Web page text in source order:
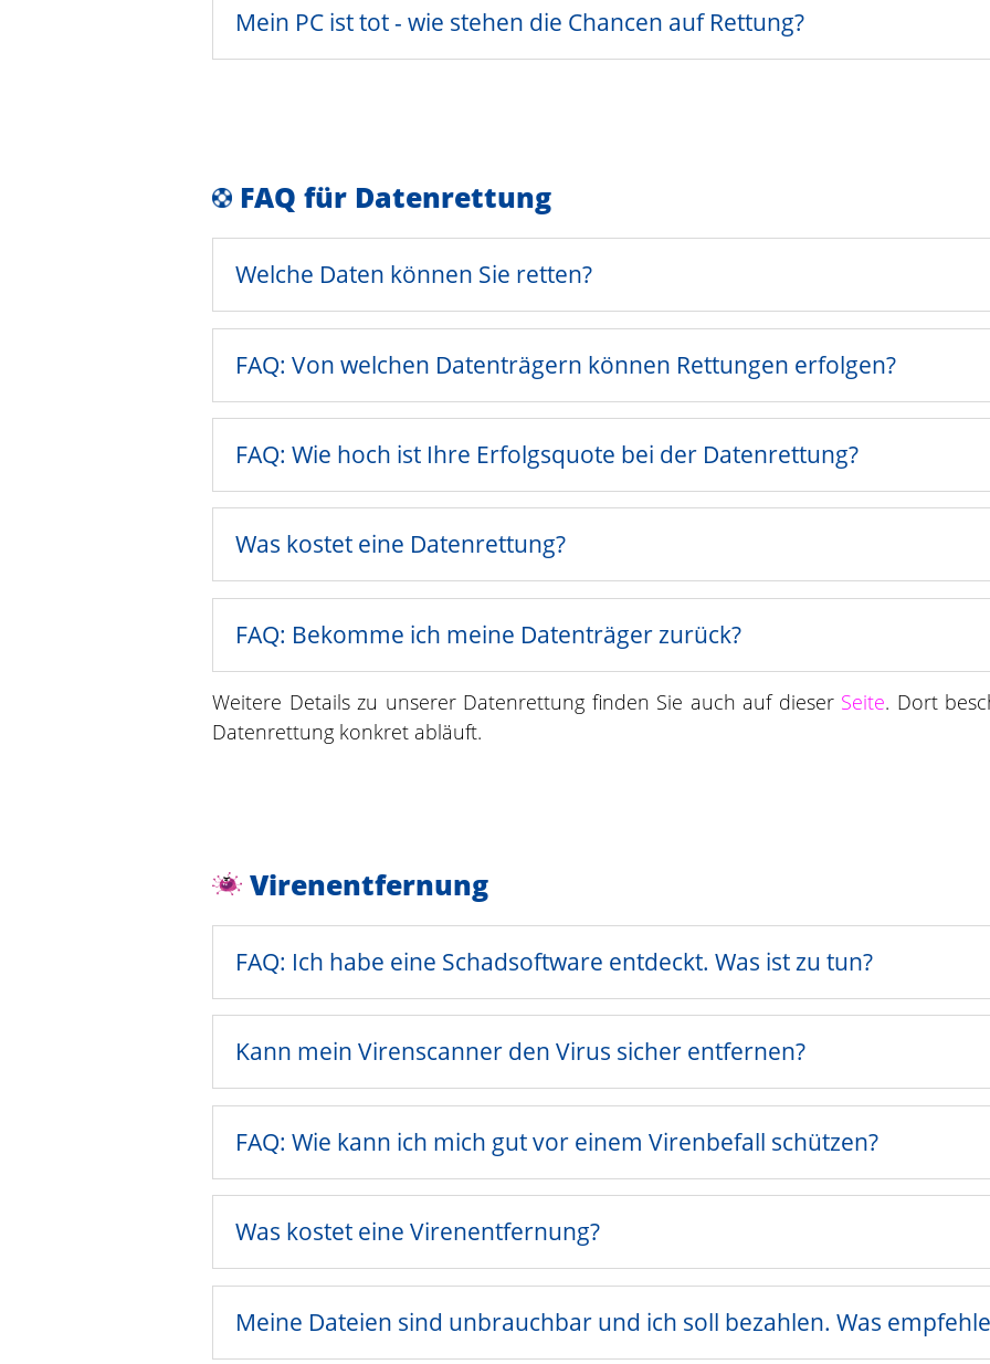
Mein PC ist tot - wie stehen die Chancen auf Rettung?
FAQ für Datenrettung
Welche Daten können Sie retten?
FAQ: Von welchen Datenträgern können Rettungen erfolgen?
FAQ: Wie hoch ist Ihre Erfolgsquote bei der Datenrettung?
Was kostet eine Datenrettung?
FAQ: Bekomme ich meine Datenträger zurück?
Weitere Details zu unserer Datenrettung finden Sie auch auf dieser Seite. Dort
Datenrettung konkret abläuft.
Virenentfernung
FAQ: Ich habe eine Schadsoftware entdeckt. Was ist zu tun?
Kann mein Virenscanner den Virus sicher entfernen?
FAQ: Wie kann ich mich gut vor einem Virenbefall schützen?
Was kostet eine Virenentfernung?
Meine Dateien sind unbrauchbar und ich soll bezahlen. Was